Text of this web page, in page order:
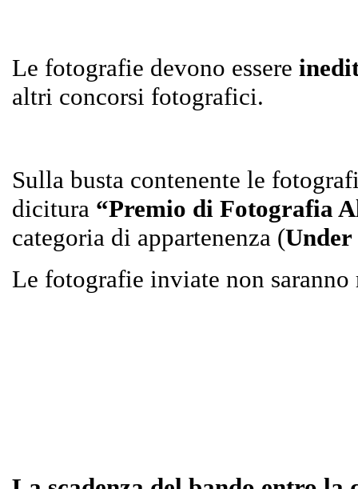
Le fotografie devono essere
altri concorsi fotografici.
Sulla busta contenente le
dicitura “Premio di Fotografia
categoria di appartenenza (Under
Le fotografie inviate non saranno